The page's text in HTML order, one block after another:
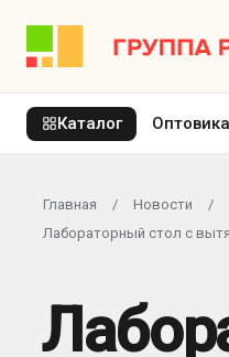
Каталог
Главная / Новости
/
Лабораторный стол с